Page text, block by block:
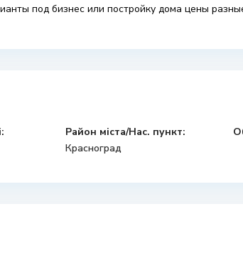
под бизнес или постройку дома цены
Район міста/Нас. пункт:
Красноград